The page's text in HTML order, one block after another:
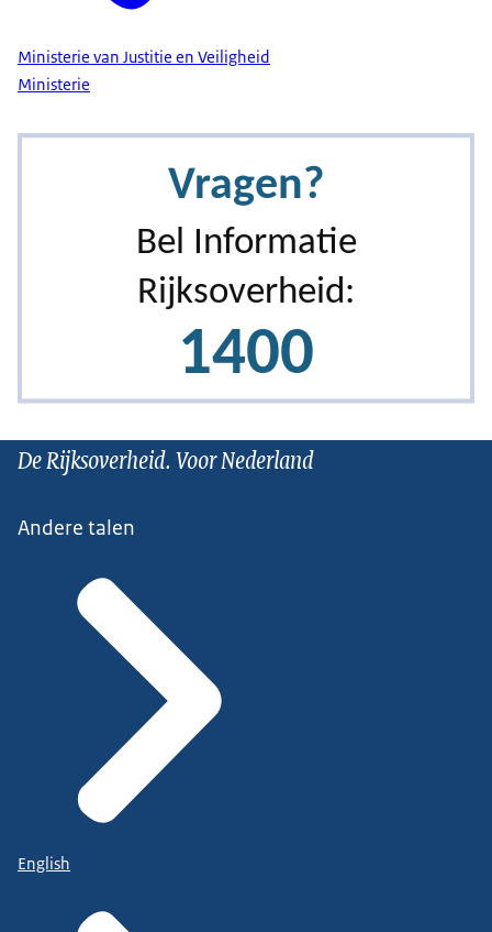
Ministerie van Justitie en Veiligheid
Ministerie
De Rijksoverheid. Voor Nederland
Andere talen
English